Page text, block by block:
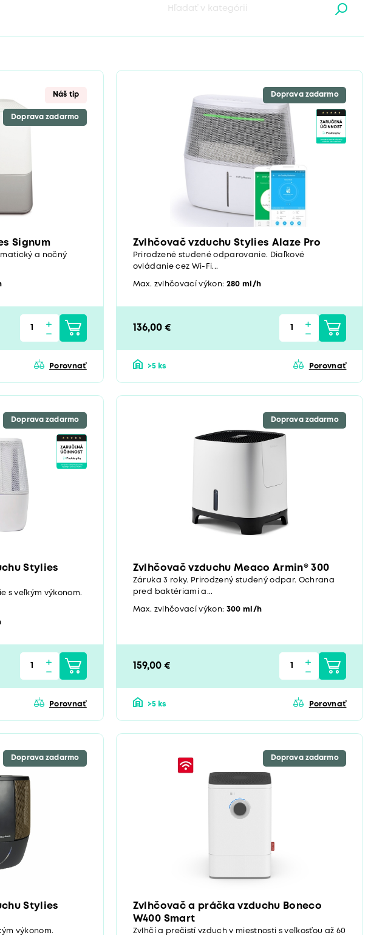
Náš tip
Doprava zadarmo
Signum
a nočný
Porovnať
Doprava zadarmo
Zvlhčovač vzduchu Stylies Alaze Pro
Prirodzené studené odparovanie. Diaľkové
ovládanie cez Wi-Fi...
Max. zvlhčovací výkon: 280 ml/h
136,00 €
>5 ks Porovnať
Doprava zadarmo
Stylies
s veľkým výkonom.
Porovnať
Doprava zadarmo
Zvlhčovač vzduchu Meaco Armin® 300
Záruka 3 roky. Prirodzený studený odpar. Ochrana
pred baktériami a...
Max. zvlhčovací výkon: 300 ml/h
159,00 €
>5 ks Porovnať
Doprava zadarmo
Stylies
výkonom.
Doprava zadarmo
Zvlhčovač a práčka vzduchu Boneco
W400 Smart
Zvlhčí a prečistí vzduch v miestnosti s veľkosťou až 60